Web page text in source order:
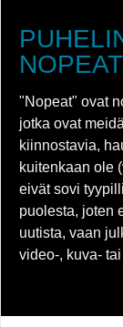
NOPEAT
"Nopeat" ovat
jotka ovat
kiinnostavia,
kuitenkaan ole
eivät sovi
puolesta, joten
uutista, vaan
video-, kuva-